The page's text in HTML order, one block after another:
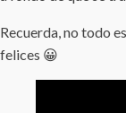
Recuerda, no todo
felices 😀